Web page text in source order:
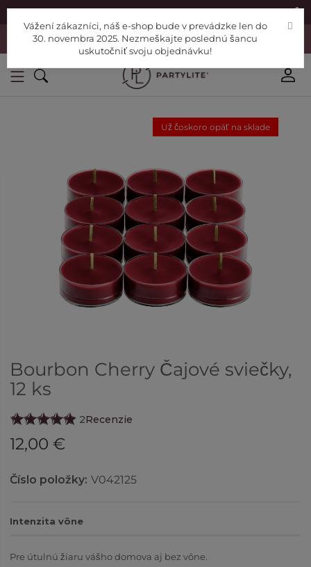
|
Vážení zákazníci, náš e-shop bude v prevádzke len do 30. novembra
2025. Nezmeškajte poslednú šancu uskutočniť svoju objednávku!
Už čoskoro opäť na sklade
Bourbon Cherry Čajové sviečky,
12 ks
2Recenzie
12,00 €
Číslo položky: V042125
Intenzita vône
Pre útulnú žiaru vášho domova aj bez vône.
Vážení zákazníci, náš e-shop bude v prevádzke len do
30. novembra 2025. Nezmeškajte poslednú šancu
uskutočniť svoju objednávku!